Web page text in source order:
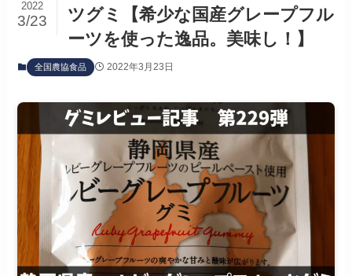
ツグミ【希少な国産グレープフル
ーツを使った逸品。美味し！】
2022
3/23
全国農協食品 2022年3月23日